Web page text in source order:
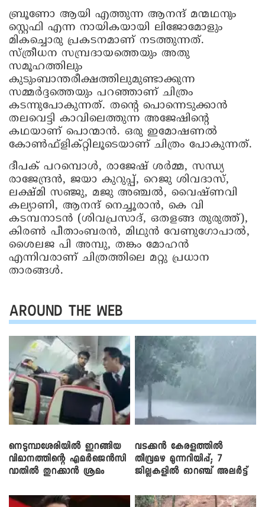
ബ്രൂണോ ആയി എത്തുന്ന ആനന്ദ് മന്മഥനും
സ്റ്റെഫി എന്ന നായികയായി ലിജോമോളും
മികച്ചൊരു പ്രകടനമാണ് നടത്തുന്നത്.
സ്ത്രീധന സമ്പ്രദായത്തെയും അതു
സമൂഹത്തിലും
കുടുംബാന്തരീക്ഷത്തിലുമുണ്ടാക്കുന്ന
സമ്മർദ്ദത്തെയും പറ‍ഞ്ഞാണ് ചിത്രം
കടന്നുപോകുന്നത്. തന്റെ പൊന്നെടുക്കാൻ
തലവെട്ടി കാവിലെത്തുന്ന അജേഷിന്റെ
കഥയാണ് പൊന്മാൻ. ഒരു ഇമോഷണൽ
കോൺഫ്‌ളിക്റ്റിലൂടെയാണ് ചിത്രം പോകുന്നത്.
ദീപക് പറമ്പൊൾ, രാജേഷ് ശർമ്മ, സന്ധ്യ
രാജേന്ദ്രൻ, ജയാ കുറുപ്പ്, റെജു ശിവദാസ്,
ലക്ഷ്മി സഞ്ജു, മജു അഞ്ചൽ, വൈഷ്ണവി
കല്യാണി, ആനന്ദ് നെച്ചൂരാൻ, കെ വി
കടമ്പനാടൻ (ശിവപ്രസാദ്, ഒതളങ്ങ തുരുത്ത്),
കിരൺ പീതാംബരൻ, മിഥുൻ വേണുഗോപാൽ,
ശൈലജ പി അമ്പു, തങ്കം മോഹൻ
എന്നിവരാണ് ചിത്രത്തിലെ മറ്റു പ്രധാന
താരങ്ങൾ.
AROUND THE WEB
നെടുമ്പാശേരിയിൽ ഇറങ്ങിയ
വിമാനത്തിന്റെ എമർജെൻസി
വാതിൽ തുറക്കാൻ ശ്രമം
വടക്കൻ കേരളത്തിൽ
തീവ്രമഴ മുന്നറിയിപ്പ്; 7
ജില്ലകളിൽ ഓറഞ്ച് അലർട്ട്